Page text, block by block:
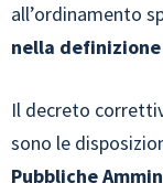
all’ordinamento
nella
Il decreto
sono le
Pubbliche